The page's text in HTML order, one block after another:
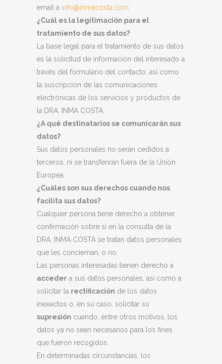
email a info@inmacosta.com
¿Cuál es la legitimación para el
tratamiento de sus datos?
La base legal para el tratamiento de sus datos
es la solicitud de información del interesado a
través del formulario del contacto, así como
la suscripción de las comunicaciones
electrónicas de los servicios y productos de
la DRA. INMA COSTA.
¿A qué destinatarios se comunicarán sus
datos?
Sus datos personales no serán cedidos a
terceros, ni se transferirán fuera de la Unión
Europea.
¿Cuáles son sus derechos cuando nos
facilita sus datos?
Cualquier persona tiene derecho a obtener
confirmación sobre si en la consulta de la
DRA. INMA COSTA se tratan datos personales
que les conciernan, o no.
Las personas interesadas tienen derecho a
acceder a sus datos personales, así como a
solicitar la rectificación de los datos
inexactos o, en su caso, solicitar su
supresión cuando, entre otros motivos, los
datos ya no sean necesarios para los fines
que fueron recogidos.
En determinadas circunstancias, los